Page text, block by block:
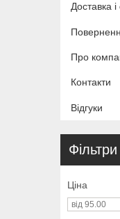
Доставка
Про
Контакти
Відгуки
Фільтри
Ціна